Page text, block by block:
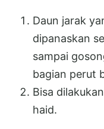
Daun jarak
dipanaskan
sampai
bagian perut
Bisa
haid.